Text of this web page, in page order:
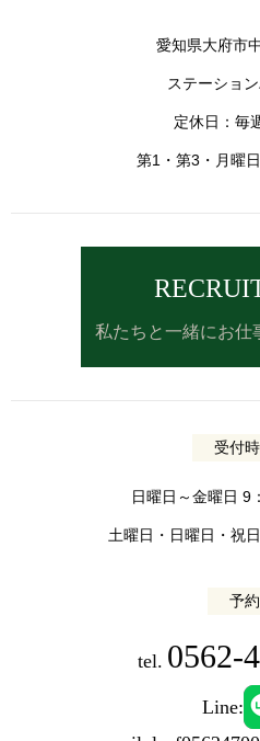
愛知県大府市
ステーショ
定休日：毎
第1・第3・月曜
私たちと一緒にお仕
受付
日曜日～金曜日 9
土曜日・日曜日・祝
予約
tel. 0562-
Line: